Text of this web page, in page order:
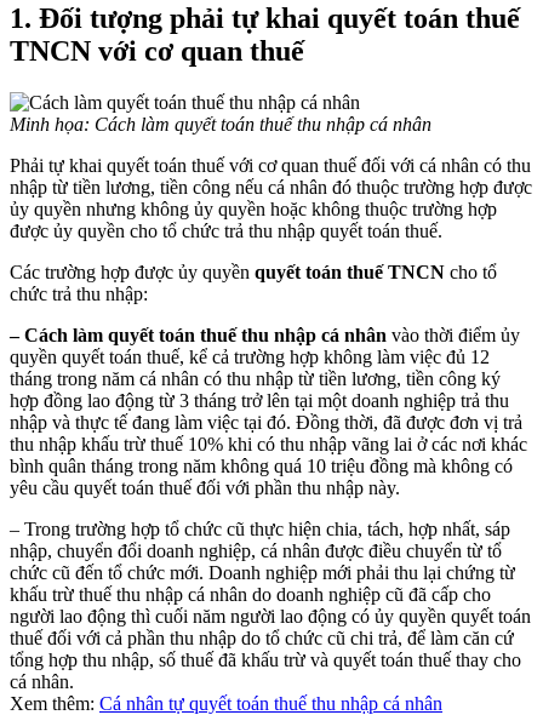
1. Đối tượng phải tự khai quyết toán thuế
TNCN với cơ quan thuế
Minh họa: Cách làm quyết toán thuế thu nhập cá nhân
Phải tự khai quyết toán thuế với cơ quan thuế đối với cá nhân có thu
nhập từ tiền lương, tiền công nếu cá nhân đó thuộc trường hợp được
ủy quyền nhưng không ủy quyền hoặc không thuộc trường hợp
được ủy quyền cho tổ chức trả thu nhập quyết toán thuế.
Các trường hợp được ủy quyền quyết toán thuế TNCN cho tổ
chức trả thu nhập:
–Cách làm quyết toán thuế thu nhập cá nhân vào thời điểm ủy
quyền quyết toán thuế, kể cả trường hợp không làm việc đủ 12
tháng trong năm cá nhân có thu nhập từ tiền lương, tiền công ký
hợp đồng lao động từ 3 tháng trở lên tại một doanh nghiệp trả thu
nhập và thực tế đang làm việc tại đó. Đồng thời, đã được đơn vị trả
thu nhập khấu trừ thuế 10% khi có thu nhập vãng lai ở các nơi khác
bình quân tháng trong năm không quá 10 triệu đồng mà không có
yêu cầu quyết toán thuế đối với phần thu nhập này.
– Trong trường hợp tổ chức cũ thực hiện chia, tách, hợp nhất, sáp
nhập, chuyển đổi doanh nghiệp, cá nhân được điều chuyển từ tổ
chức cũ đến tổ chức mới. Doanh nghiệp mới phải thu lại chứng từ
khấu trừ thuế thu nhập cá nhân do doanh nghiệp cũ đã cấp cho
người lao động thì cuối năm người lao động có ủy quyền quyết toán
thuế đối với cả phần thu nhập do tổ chức cũ chi trả, để làm căn cứ
tổng hợp thu nhập, số thuế đã khấu trừ và quyết toán thuế thay cho
cá nhân.
Xem thêm: Cá nhân tự quyết toán thuế thu nhập cá nhân